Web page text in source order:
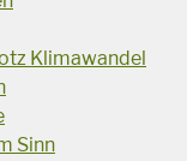
Klimawandel
Sinn